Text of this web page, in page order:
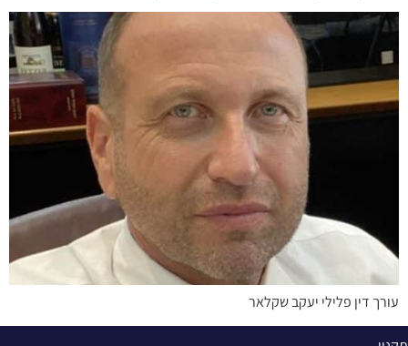
עורך דין פלילי יעקב שקלאר